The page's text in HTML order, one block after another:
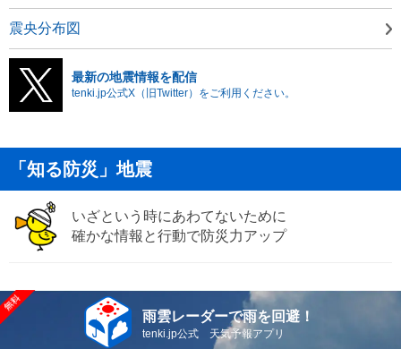
震央分布図
最新の地震情報を配信
tenki.jp公式X（旧Twitter）をご利用ください。
「知る防災」地震
いざという時にあわてないために
確かな情報と行動で防災力アップ
雨雲レーダーで雨を回避！
tenki.jp公式 天気予報アプリ